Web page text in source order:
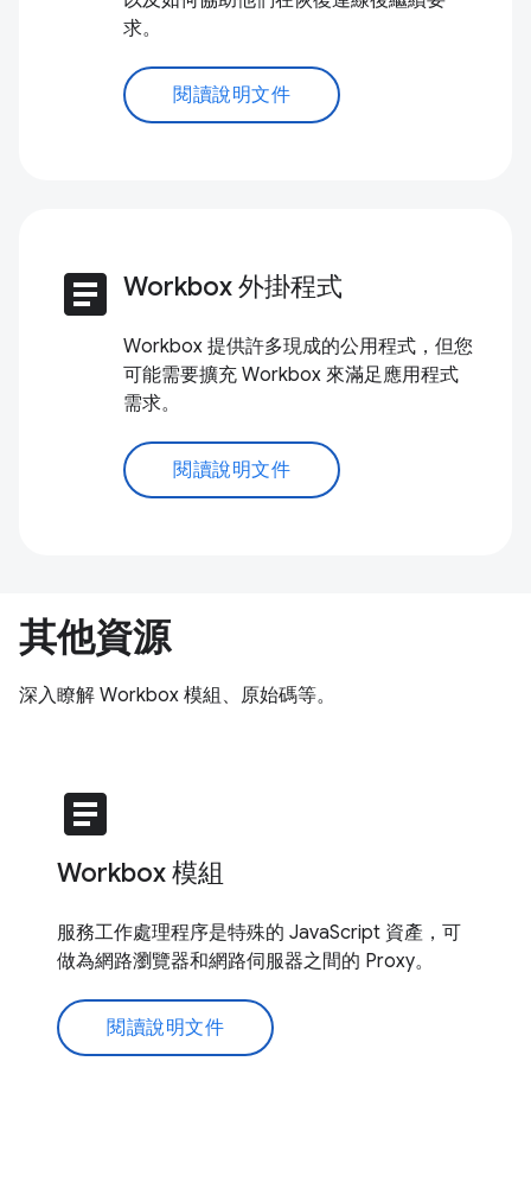
求。
閱讀說明文件
article Workbox 外掛程式
Workbox 提供許多現成的公用程式，但您
可能需要擴充 Workbox 來滿足應用程式
需求。
閱讀說明文件
其他資源
深入瞭解 Workbox 模組、原始碼等。
article
Workbox 模組
服務工作處理程序是特殊的 JavaScript 資產，可
做為網路瀏覽器和網路伺服器之間的 Proxy。
閱讀說明文件